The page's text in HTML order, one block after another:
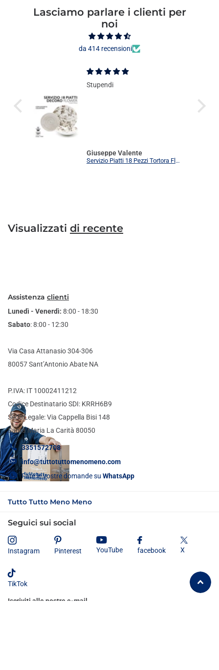
Lasciamo parlare i clienti per
noi
da 414 recensioni
Stupendi
Giuseppe Valente
Servizio Piatti 18 Pezzi Tortora Flower Elegante | Set Tavola 6 Persone Moderno
Visualizzati di recente
Assistenza clienti
Lunedì - Venerdì: 8:00 - 18:30
Sabato: 8:00 - 12:30
Via Casa Attanasio 304-306
80057 Sant’Antonio Abate NA
P.IVA: IT 10002411212
Codice Destinatario SDI: KRRH6B9
Sede Legale: Via Cappella Bisi 148
Santa Maria La Carità 80050
3351572708
info@tuttotuttomenomeno.com
Fate le vostre domande su WhatsApp
Tutto Tutto Meno Meno
Seguici sui social
Instagram Pinterest YouTube facebook X
TikTok
Iscriviti alle nostre e-mail